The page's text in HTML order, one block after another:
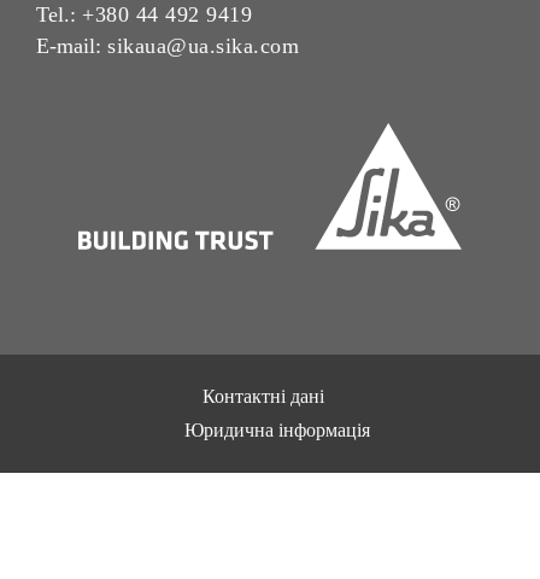
Tel.: +380 44 492 9419
E-mail: sikaua@ua.sika.com
Контактні дані
Юридична інформація